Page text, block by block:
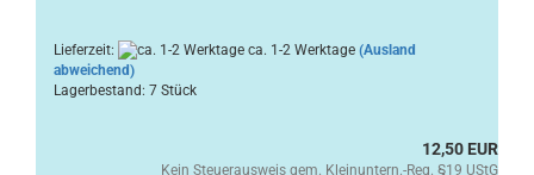
Lieferzeit: ca. 1-2 Werktage (Ausland
abweichend)
Lagerbestand: 7 Stück
12,50 EUR
Kein Steuerausweis gem. Kleinuntern.-Reg. §19 UStG